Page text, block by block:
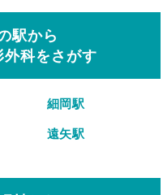
駅から
科をさがす
細岡駅
遠矢駅